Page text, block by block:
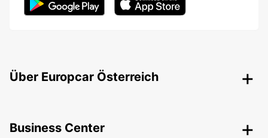
Über Europcar Österreich
Business Center